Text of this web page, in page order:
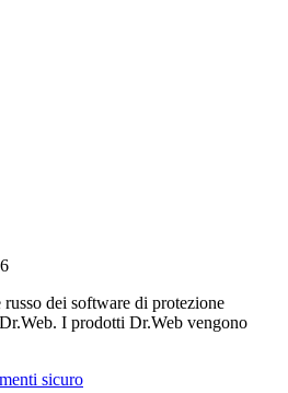
dei software di protezione
I prodotti Dr.Web vengono
sicuro